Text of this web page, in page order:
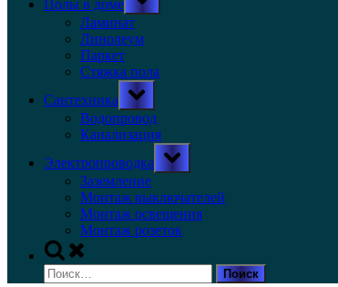
Полы в доме
sub-
menu
Ламинат
Линолеум
Паркет
Стяжка пола
Сантехника
Toggle
sub-
menu
Водопровод
Канализация
Электропроводка
Toggle
sub-
Заземление
Монтаж выключателей
Монтаж освещения
Монтаж розеток
Toggle
search
form
Найти: